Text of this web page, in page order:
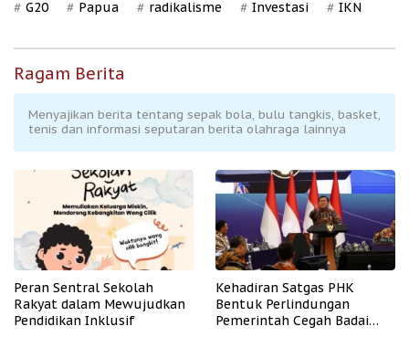
G20 Papua radikalisme Investasi IKN
Ragam Berita
Menyajikan berita tentang sepak bola, bulu tangkis, basket,
tenis dan informasi seputaran berita olahraga lainnya
Peran Sentral Sekolah
Rakyat dalam Mewujudkan
Pendidikan Inklusif
Kehadiran Satgas PHK
Bentuk Perlindungan
Pemerintah Cegah Badai